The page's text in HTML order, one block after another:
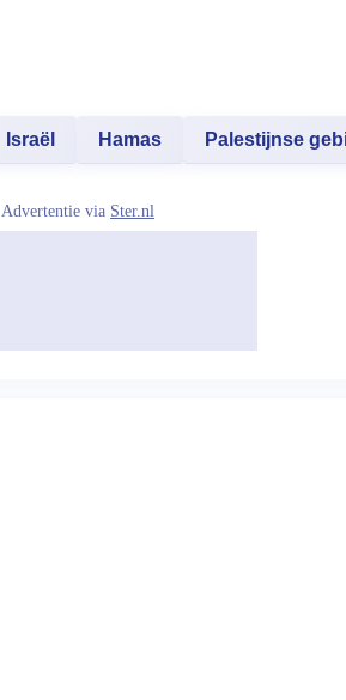
Israël Hamas Palestijnse
Advertentie via Ster.nl